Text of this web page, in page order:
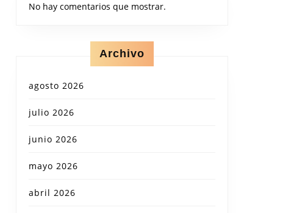
No hay comentarios que mostrar.
Archivo
agosto 2026
julio 2026
junio 2026
mayo 2026
abril 2026